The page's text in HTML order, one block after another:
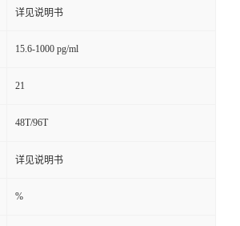
详见说明书
15.6-1000 pg/ml
21
48T/96T
详见说明书
%